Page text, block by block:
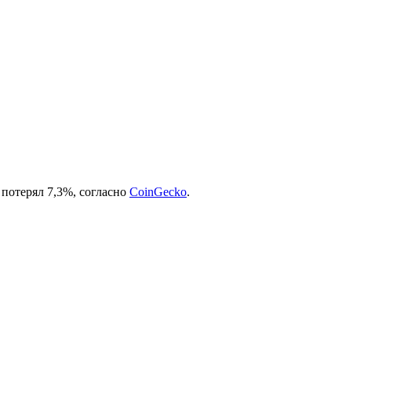
7,3%, согласно CoinGecko.